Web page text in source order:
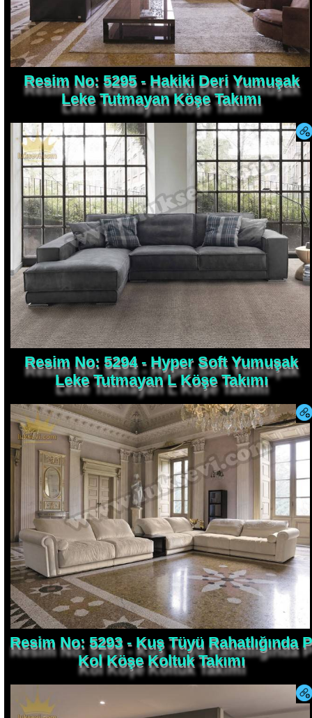
Resim No: 5295 - Hakiki Deri Yumuşak
Leke Tutmayan Köşe Takımı
Resim No: 5294 - Hyper Soft Yumuşak
Leke Tutmayan L Köşe Takımı
Resim No: 5293 - Kuş Tüyü Rahatlığında P
Kol Köşe Koltuk Takımı